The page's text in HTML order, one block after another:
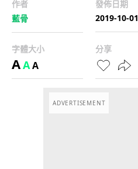
作者
藍骨
發佈日期
2019-10-01
字體大小
AAA
分享
ADVERTISEMENT